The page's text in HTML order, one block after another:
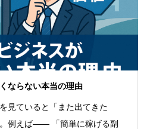
ならない本当の理由
見ていると「また出てきた
簡単に稼げる副